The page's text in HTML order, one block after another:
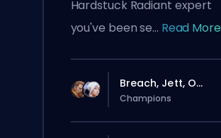
Hardstuck Radiant expert
you've been se... Read More
Breach, Jett, O...
Champions